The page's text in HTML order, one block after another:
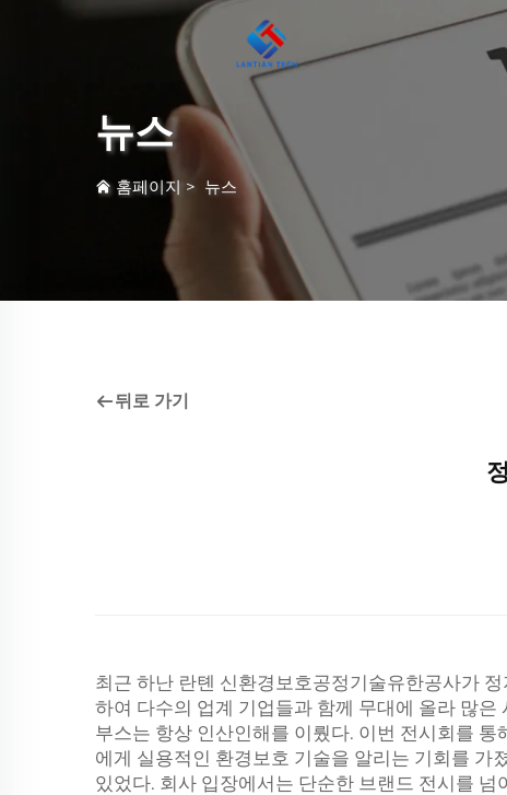
뉴스
홈페이지 > 뉴스
뒤로 가기
최근 하난 란톈 신환경보호공정기술유한공사가
하여 다수의 업계 기업들과 함께 무대에 올라 많
부스는 항상 인산인해를 이뤘다. 이번 전시회를
에게 실용적인 환경보호 기술을 알리는 기회를 가
있었다. 회사 입장에서는 단순한 브랜드 전시를